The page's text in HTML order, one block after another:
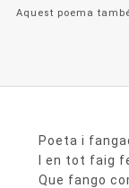
Aquest poema
Poeta i
I en tot faig
Que fango